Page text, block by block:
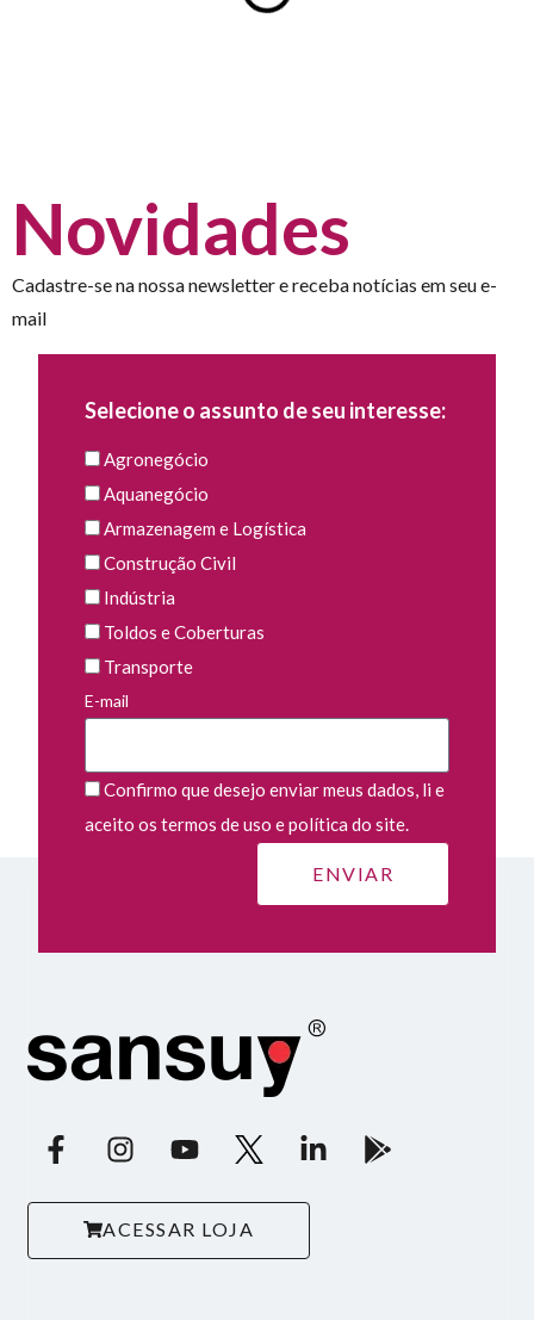
Novidades
Cadastre-se na nossa newsletter e receba notícias em seu e-
mail
Selecione o assunto de seu interesse:
Agronegócio
Aquanegócio
Armazenagem e Logística
Construção Civil
Indústria
Toldos e Coberturas
Transporte
E-mail
Confirmo que desejo enviar meus dados, li e
aceito os termos de uso e política do site.
ACESSAR LOJA